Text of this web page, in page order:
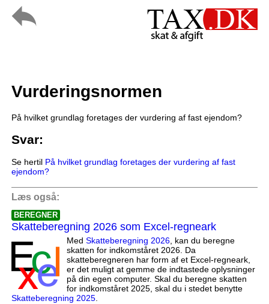
Vurderingsnormen
På hvilket grundlag foretages der vurdering af fast ejendom?
Svar:
Se hertil På hvilket grundlag foretages der vurdering af fast
ejendom?
Læs også:
BEREGNER
Skatteberegning 2026 som Excel-regneark
Med Skatteberegning 2026, kan du beregne
skatten for indkomståret 2026. Da
skatteberegneren har form af et Excel-regneark,
er det muligt at gemme de indtastede oplysninger
på din egen computer. Skal du beregne skatten
for indkomståret 2025, skal du i stedet benytte
Skatteberegning 2025.